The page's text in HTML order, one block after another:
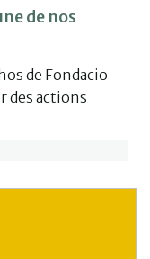
de nos
de Fondacio
des actions